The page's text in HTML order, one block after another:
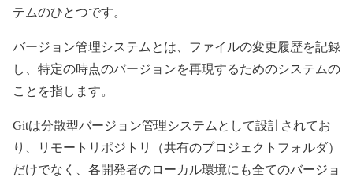
テムのひとつです。
バージョン管理システムとは、ファイルの変更履歴を記録
し、特定の時点のバージョンを再現するためのシステムの
ことを指します。
Gitは分散型バージョン管理システムとして設計されてお
り、リモートリポジトリ（共有のプロジェクトフォルダ）
だけでなく、各開発者のローカル環境にも全てのバージョ